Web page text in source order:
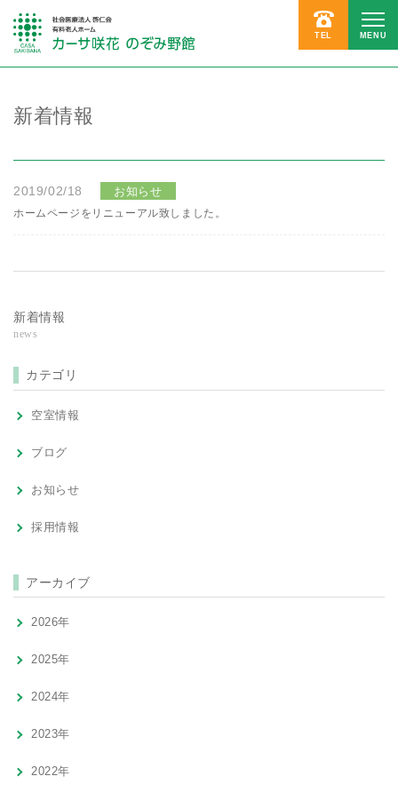
TEL MENU
新着情報
2019/02/18 お知らせ
ホームページをリニューアル致しました。
新着情報
news
カテゴリ
空室情報
ブログ
お知らせ
採用情報
アーカイブ
2026年
2025年
2024年
2023年
2022年